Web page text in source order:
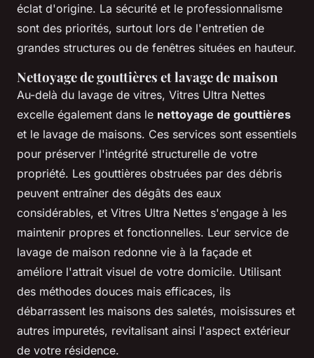
éclat d'origine. La sécurité et le professionnalisme
sont des priorités, surtout lors de l'entretien de
grandes structures ou de fenêtres situées en hauteur.
Nettoyage de gouttières et lavage de maison
Au-delà du lavage de vitres, Vitres Ultra Nettes
excelle également dans le nettoyage de gouttières
et le lavage de maisons. Ces services sont essentiels
pour préserver l'intégrité structurelle de votre
propriété. Les gouttières obstruées par des débris
peuvent entraîner des dégâts des eaux
considérables, et Vitres Ultra Nettes s'engage à les
maintenir propres et fonctionnelles. Leur service de
lavage de maison redonne vie à la façade et
améliore l'attrait visuel de votre domicile. Utilisant
des méthodes douces mais efficaces, ils
débarrassent les maisons des saletés, moisissures et
autres impuretés, revitalisant ainsi l'aspect extérieur
de votre résidence.